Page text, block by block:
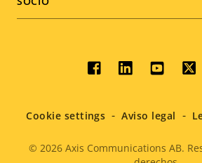
Social
menu
© 2026Axis Communications AB.
Cookie settings Aviso legal